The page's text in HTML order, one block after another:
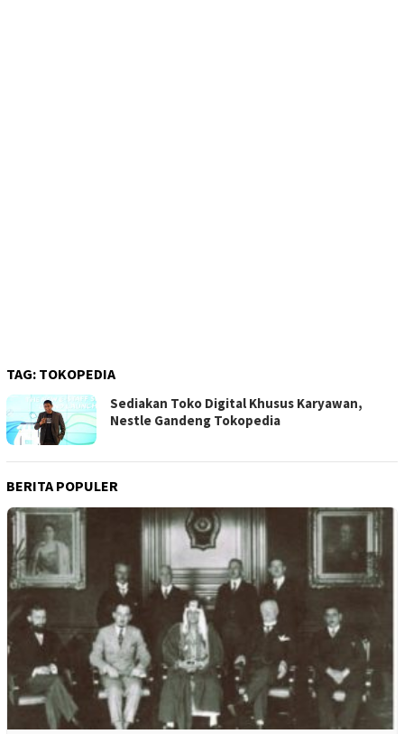
TAG: TOKOPEDIA
Sediakan Toko Digital Khusus Karyawan,
Nestle Gandeng Tokopedia
BERITA POPULER